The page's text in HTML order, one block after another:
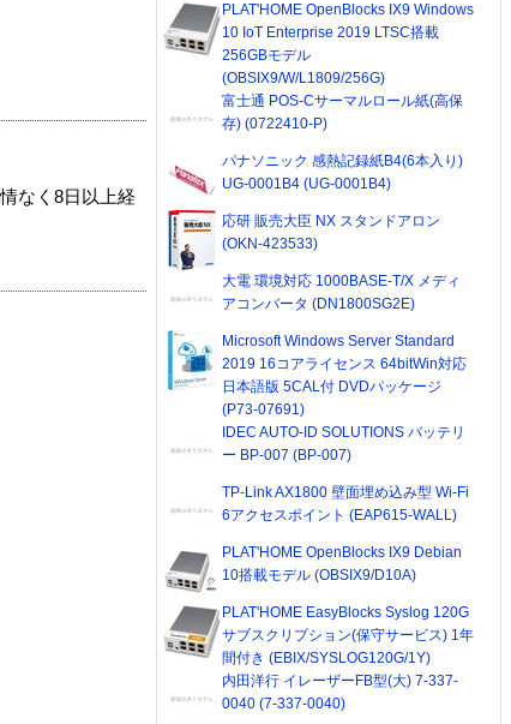
なく8日以上経
PLAT'HOME OpenBlocks IX9 Windows
10 IoT Enterprise 2019 LTSC搭載
256GBモデル
(OBSIX9/W/L1809/256G)
富士通 POS-Cサーマルロール紙(高保
存) (0722410-P)
パナソニック 感熱記録紙B4(6本入り)
UG-0001B4 (UG-0001B4)
応研 販売大臣 NX スタンドアロン
(OKN-423533)
大電 環境対応 1000BASE-T/X メディ
アコンバータ (DN1800SG2E)
Microsoft Windows Server Standard
2019 16コアライセンス 64bitWin対応
日本語版 5CAL付 DVDパッケージ
(P73-07691)
IDEC AUTO-ID SOLUTIONS バッテリ
ー BP-007 (BP-007)
TP-Link AX1800 壁面埋め込み型 Wi-Fi
6アクセスポイント (EAP615-WALL)
PLAT'HOME OpenBlocks IX9 Debian
10搭載モデル (OBSIX9/D10A)
PLAT'HOME EasyBlocks Syslog 120G
サブスクリプション(保守サービス) 1年
間付き (EBIX/SYSLOG120G/1Y)
内田洋行 イレーザーFB型(大) 7-337-
0040 (7-337-0040)